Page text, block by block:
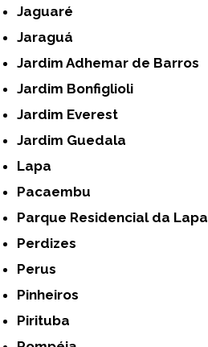
Jaguaré
Jaraguá
Jardim Adhemar de Barros
Jardim Bonfiglioli
Jardim Everest
Jardim Guedala
Lapa
Pacaembu
Parque Residencial da Lapa
Perdizes
Perus
Pinheiros
Pirituba